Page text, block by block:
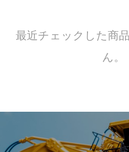
最近チェックした商
ん。